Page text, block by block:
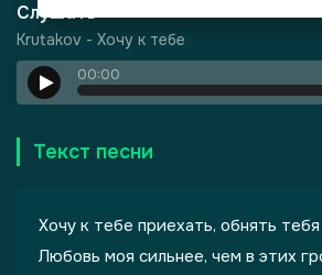
Слушать
Krutakov - Хочу к тебе
00:00
Текст песни
Хочу к тебе приехать, обнять
Любовь моя сильнее, чем в этих
- Харизма